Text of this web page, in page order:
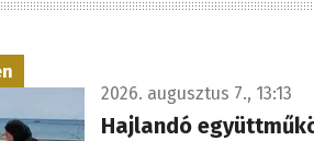
2026. augusztus 7., 13:13
Hajlandó